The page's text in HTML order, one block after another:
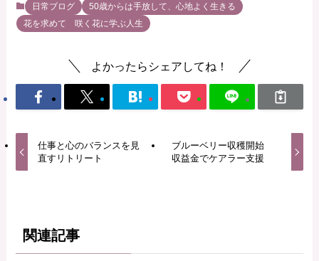
日常ブログ
50歳からは手放して、心地よく生きる
花を求めて 咲く花に学ぶ人生
よかったらシェアしてね！
仕事と心のバランスを見
直すリトリート
ブルーベリー収穫開始
収益金でケアラー支援
関連記事